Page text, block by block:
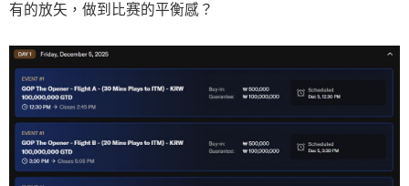
有的放矢，做到比赛的平衡感？